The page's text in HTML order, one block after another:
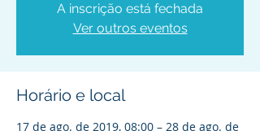
A inscrição está fechada
Ver outros eventos
Horário e local
17 de ago. de 2019, 08:00 – 28 de ago. de